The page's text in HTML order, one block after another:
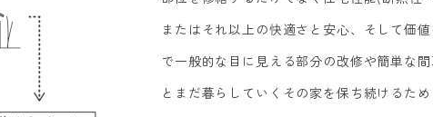
またはそれ以上の快適さと安心、そして価
で一般的な目に見える部分の改修や簡単な
とまだ暮らしていくその家を保ち続けるた